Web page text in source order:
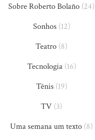
Sobre Roberto Bolaño (24)
Sonhos(12)
Teatro (8)
Tecnologia(16)
Tênis(19)
TV (3)
Uma semana um texto (8)